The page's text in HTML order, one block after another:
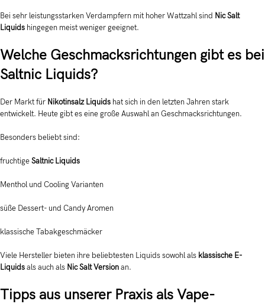
Bei sehr leistungsstarken Verdampfern mit hoher Wattzahl sind Nic Salt
Liquids hingegen meist weniger geeignet.
Welche Geschmacksrichtungen gibt es bei
Saltnic Liquids?
Der Markt für Nikotinsalz Liquids hat sich in den letzten Jahren stark
entwickelt. Heute gibt es eine große Auswahl an Geschmacksrichtungen.
Besonders beliebt sind:
fruchtigeSaltnic Liquids
Menthol und Cooling Varianten
süße Dessert- und Candy Aromen
klassische Tabakgeschmäcker
Viele Hersteller bieten ihre beliebtesten Liquids sowohl als klassische E-
Liquidsals auch als Nic Salt Versionan.
Tipps aus unserer Praxis als Vape-